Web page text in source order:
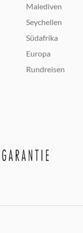
Malediven
Seychellen
Südafrika
Europa
Rundreisen